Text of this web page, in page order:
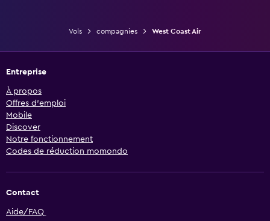
Vols compagnies West Coast Air
Entreprise
À propos
Offres d’emploi
Mobile
Discover
Notre fonctionnement
Codes de réduction momondo
Contact
Aide/FAQ